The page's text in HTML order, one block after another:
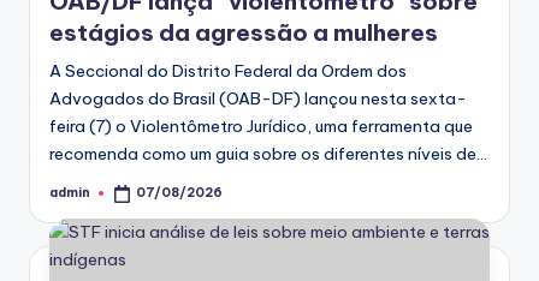
estágios da agressão a mulheres
A Seccional do Distrito Federal da Ordem dos
Advogados do Brasil (OAB-DF) lançou nesta sexta-
feira (7) o Violentômetro Jurídico, uma ferramenta que
recomenda como um guia sobre os diferentes níveis de…
Posted
admin 07/08/2026